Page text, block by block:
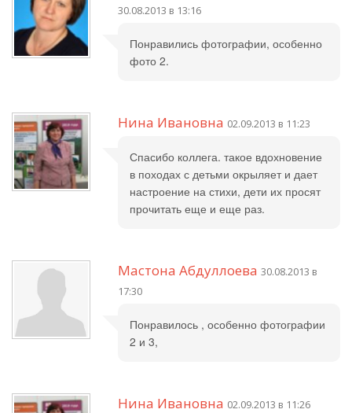
30.08.2013 в 13:16
Понравились фотографии, особенно
фото 2.
Нина Ивановна 02.09.2013 в 11:23
Спасибо коллега. такое вдохновение
в походах с детьми окрыляет и дает
настроение на стихи, дети их просят
прочитать еще и еще раз.
Мастона Абдуллоева 30.08.2013 в
17:30
Понравилось , особенно фотографии
2 и 3,
Нина Ивановна 02.09.2013 в 11:26